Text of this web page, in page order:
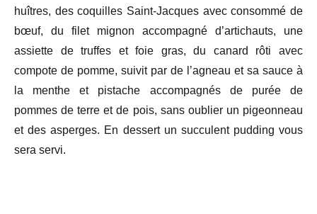
huîtres, des coquilles Saint-Jacques avec consommé de
bœuf, du filet mignon accompagné d’artichauts, une
assiette de truffes et foie gras, du canard rôti avec
compote de pomme, suivit par de l’agneau et sa sauce à
la menthe et pistache accompagnés de purée de
pommes de terre et de pois, sans oublier un pigeonneau
et des asperges. En dessert un succulent pudding vous
sera servi.